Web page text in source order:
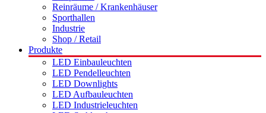
Reinräume / Krankenhäuser
Sporthallen
Industrie
Shop / Retail
Produkte
LED Einbauleuchten
LED Pendelleuchten
LED Downlights
LED Aufbauleuchten
LED Industrieleuchten